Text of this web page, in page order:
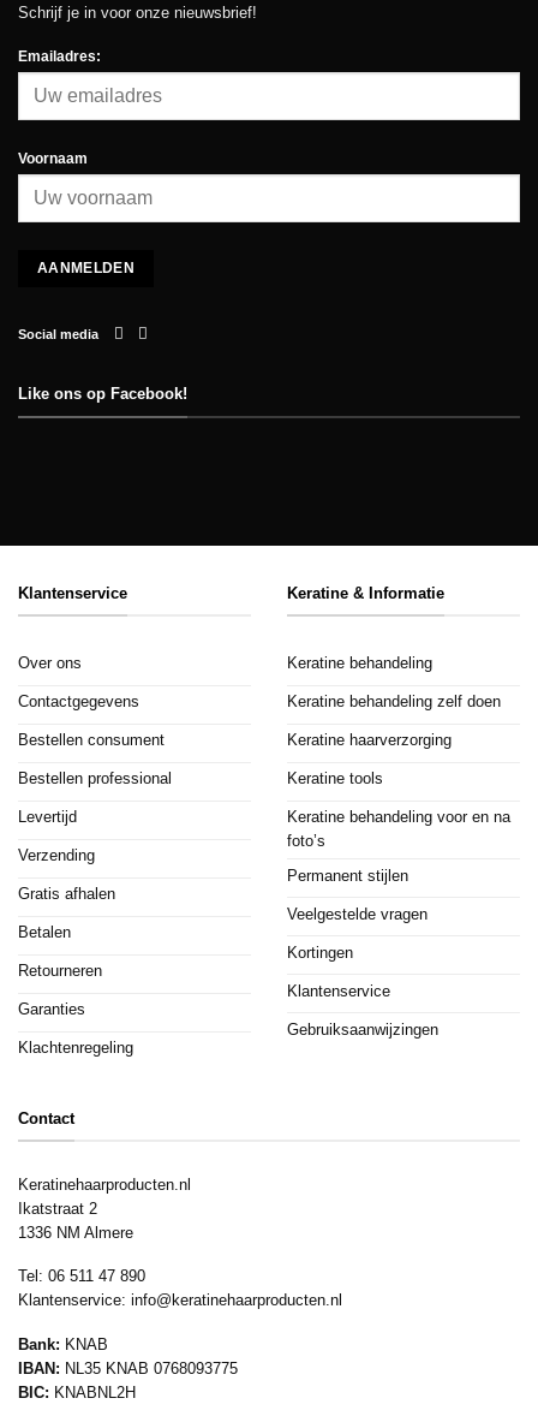
Schrijf je in voor onze nieuwsbrief!
Emailadres:
Voornaam
Social media
Like ons op Facebook!
Klantenservice
Over ons
Contactgegevens
Bestellen consument
Bestellen professional
Levertijd
Verzending
Gratis afhalen
Betalen
Retourneren
Garanties
Klachtenregeling
Keratine & Informatie
Keratine behandeling
Keratine behandeling zelf doen
Keratine haarverzorging
Keratine tools
Keratine behandeling voor en na
foto’s
Permanent stijlen
Veelgestelde vragen
Kortingen
Klantenservice
Gebruiksaanwijzingen
Contact
Keratinehaarproducten.nl
Ikatstraat 2
1336 NM Almere
Tel: 06 511 47 890
Klantenservice: info@keratinehaarproducten.nl
Bank: KNAB
IBAN: NL35 KNAB 0768093775
BIC: KNABNL2H